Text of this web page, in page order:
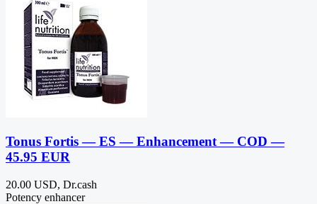
Tonus Fortis — ES — Enhancement — COD —
45.95 EUR
20.00 USD, Dr.cash
Potency enhancer